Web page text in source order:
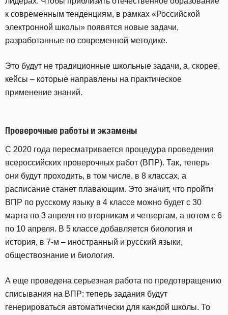
к современным тенденциям, в рамках «Российской
электронной школы» появятся новые задачи,
разработанные по современной методике.
Это будут не традиционные школьные задачи, а, скорее,
кейсы – которые направлены на практическое
применение знаний.
Проверочные работы и экзамены
С 2020 года пересматривается процедура проведения
всероссийских проверочных работ (ВПР). Так, теперь
они будут проходить, в том числе, в 8 классах, а
расписание станет плавающим. Это значит, что пройти
ВПР по русскому языку в 4 классе можно будет с 30
марта по 3 апреля по вторникам и четвергам, а потом с 6
по 10 апреля. В 5 классе добавляется биология и
история, в 7-м – иностранный и русский языки,
обществознание и биология.
А еще проведена серьезная работа по предотвращению
списывания на ВПР: теперь задания будут
генерироваться автоматически для каждой школы. То